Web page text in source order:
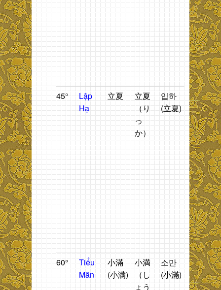
45°
Lập
Hạ
立夏
立夏
（り
っ
か）
입하
(立夏)
Thời
gian
bắt
đầu
mùa
hè.
60°
Tiểu
Mãn
小滿
(小满)
小満
（し
ょう
소만
(小滿)
Lũ
nhỏ,
duối